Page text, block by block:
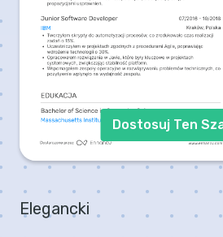
Dostosuj Ten
Elegancki